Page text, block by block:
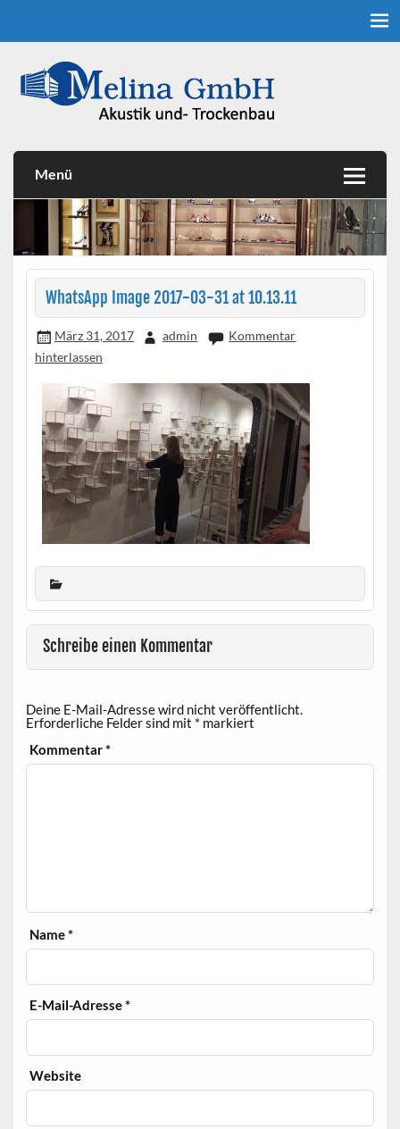
Menü
WhatsApp Image 2017-03-31 at 10.13.11
März 31, 2017 admin
Kommentar
hinterlassen
Schreibe einen Kommentar
Deine E-Mail-Adresse wird nicht veröffentlicht.
Erforderliche Felder sind mit * markiert
Kommentar*
Name*
E-Mail-Adresse*
Website